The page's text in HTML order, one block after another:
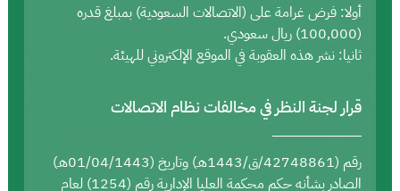
أولا: فرض غرامة على (الاتصالات السعودية) بمبلغ قدره
(100,000) ريال سعودي.
ثانيا: نشر هذه العقوبة في الموقع الإلكتروني للهيئة.
قرار لجنة النظر في مخالفات نظام الاتصالات
رقم (42748861/ق/1443هـ) وتاريخ (01/04/1443هـ)
الصادر بشأنه حكم محكمة العليا الإدارية رقم (1254) لعام